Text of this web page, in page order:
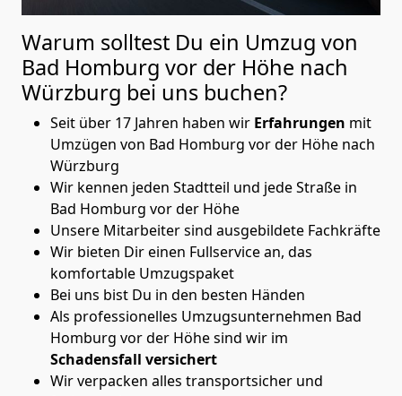
Warum solltest Du ein Umzug von
Bad Homburg vor der Höhe nach
Würzburg bei uns buchen?
Seit über 17 Jahren haben wir Erfahrungen mit
Umzügen von Bad Homburg vor der Höhe nach
Würzburg
Wir kennen jeden Stadtteil und jede Straße in
Bad Homburg vor der Höhe
Unsere Mitarbeiter sind ausgebildete Fachkräfte
Wir bieten Dir einen Fullservice an, das
komfortable Umzugspaket
Bei uns bist Du in den besten Händen
Als professionelles Umzugsunternehmen Bad
Homburg vor der Höhe sind wir im
Schadensfall versichert
Wir verpacken alles transportsicher und